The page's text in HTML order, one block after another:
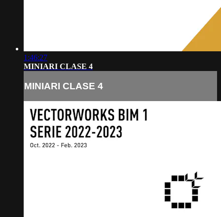
1:46:27
MINIARI CLASE 4
MINIARI CLASE 4